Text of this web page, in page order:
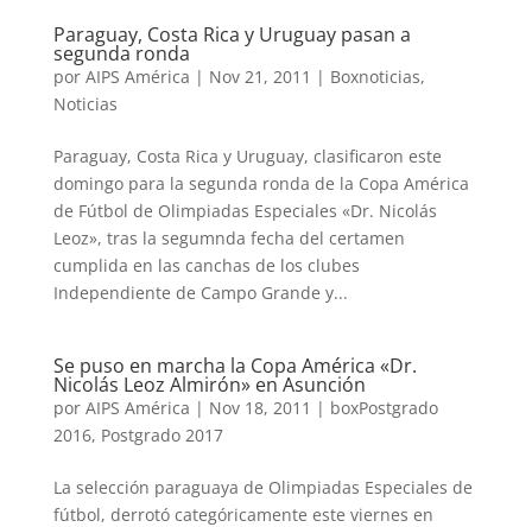
Paraguay, Costa Rica y Uruguay pasan a
segunda ronda
por AIPS América | Nov 21, 2011 | Boxnoticias,
Noticias
Paraguay, Costa Rica y Uruguay, clasificaron este
domingo para la segunda ronda de la Copa América
de Fútbol de Olimpiadas Especiales «Dr. Nicolás
Leoz», tras la segumnda fecha del certamen
cumplida en las canchas de los clubes
Independiente de Campo Grande y...
Se puso en marcha la Copa América «Dr.
Nicolás Leoz Almirón» en Asunción
por AIPS América | Nov 18, 2011 | boxPostgrado
2016, Postgrado 2017
La selección paraguaya de Olimpiadas Especiales de
fútbol, derrotó categóricamente este viernes en